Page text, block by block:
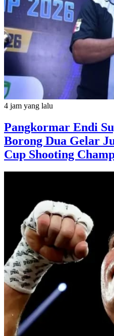
4 jam yang lalu
Pangkormar Endi
Borong Dua Gelar
Cup Shooting